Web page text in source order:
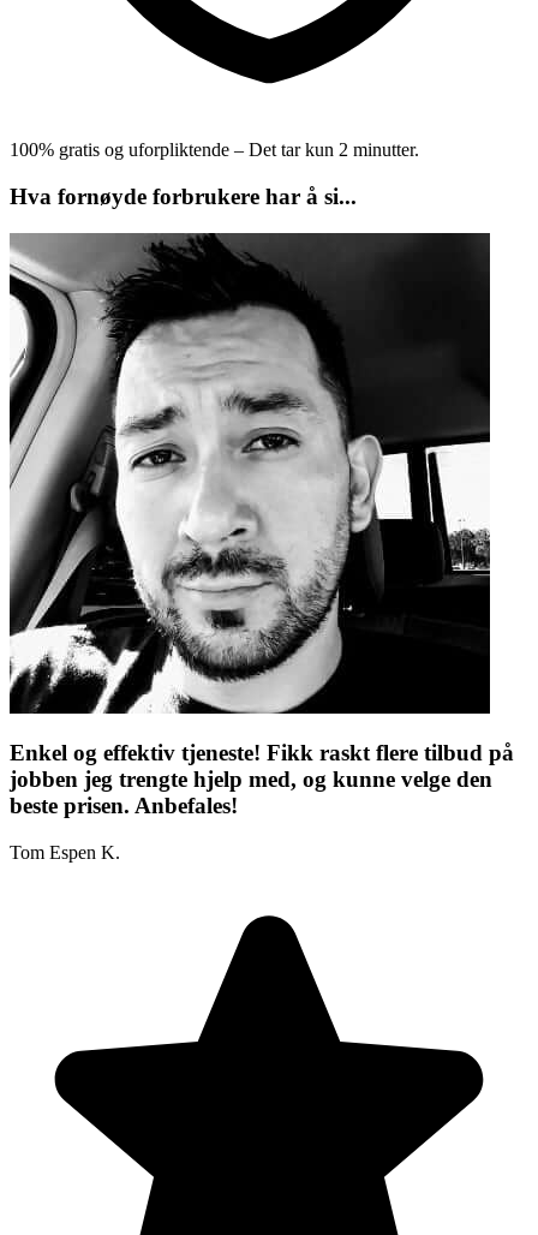
100% gratis og uforpliktende – Det tar kun 2 minutter.
Hva fornøyde forbrukere har å si...
Enkel og effektiv tjeneste! Fikk raskt flere tilbud på
jobben jeg trengte hjelp med, og kunne velge den
beste prisen. Anbefales!
Tom Espen K.